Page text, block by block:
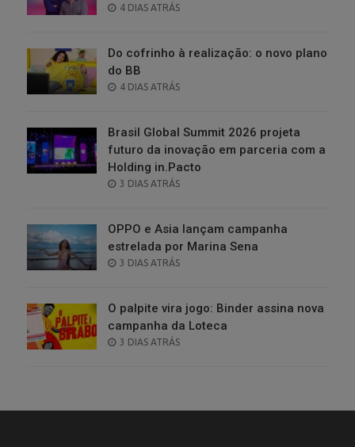
POSTED
4 DIAS ATRÁS
Do cofrinho à realização: o novo plano
do BB
POSTED
4 DIAS ATRÁS
Brasil Global Summit 2026 projeta
futuro da inovação em parceria com a
Holding in.Pacto
POSTED
3 DIAS ATRÁS
OPPO e Asia lançam campanha
estrelada por Marina Sena
POSTED
3 DIAS ATRÁS
O palpite vira jogo: Binder assina nova
campanha da Loteca
POSTED
3 DIAS ATRÁS